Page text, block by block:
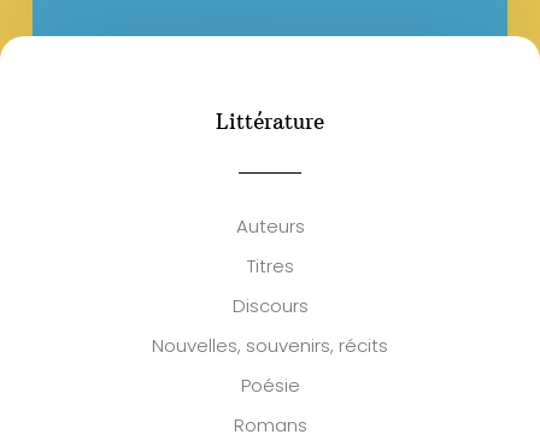
Littérature
Auteurs
Titres
Discours
Nouvelles, souvenirs, récits
Poésie
Romans